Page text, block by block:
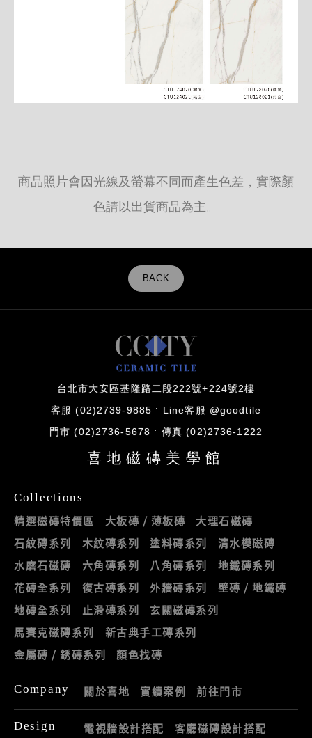
商品照片會因光線及螢幕不同而產生色差，實際顏
色請以出貨商品為主。
BACK
台北市大安區基隆路二段222號+224號2樓
客服 (02)2739-9885 Line客服 @goodtile
門市 (02)2736-5678 傳真 (02)2736-1222
喜地磁磚美學館
Collections
精選磁磚特價區 大板磚 / 薄板磚
大理石磁磚
石紋磚系列
木紋磚系列 塗料磚系列
清水模磁磚
水磨石磁磚
六角磚系列 八角磚系列
地鐵磚系列
花磚全系列
復古磚系列 外牆磚系列
壁磚 / 地鐵磚
地磚全系列
止滑磚系列
玄關磁磚系列
馬賽克磁磚系列
新古典手工磚系列
金屬磚 / 銹磚系列
顏色找磚
Company 關於喜地 實績案例 前往門市
Design 電視牆設計搭配 客廳磁磚設計搭配